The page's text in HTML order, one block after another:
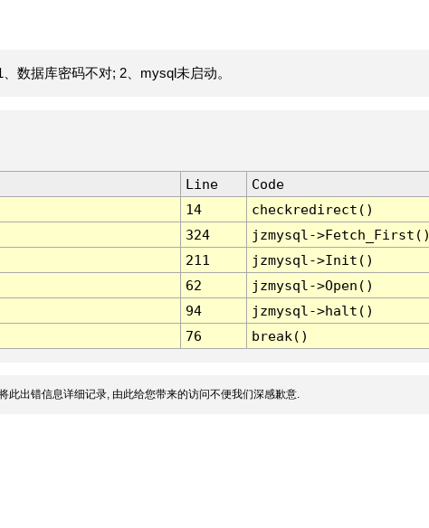
数据库密码不对; 2、mysql未启动。
Line
Code
14
checkredirect()
324
jzmysql-
211
jzmysql->Init()
62
jzmysql->Open()
94
jzmysql->halt()
76 break()
此出错信息详细记录, 由此给您带来的访问不便我们深感歉意.